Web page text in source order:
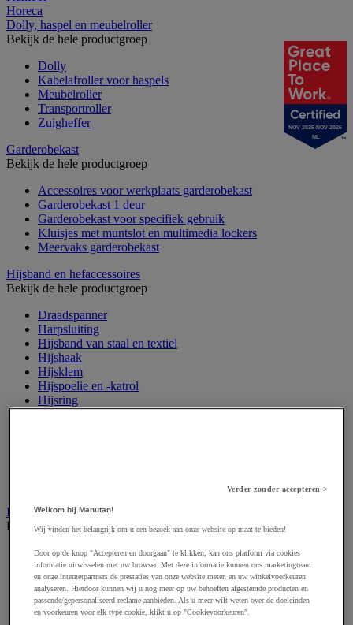
Horeca
Dolly, haspel en meubelroller
Bekijk de hele productgroep
Dolly
Kabelafroller voor haspels
Meubelroller
Transportroller
Zuigheffer
Garderobekast
Bekijk de hele productgroep
Accessoires voor werkplaats garderobekast
Garderobekast 1 deur
Garderobekast voor specifiek gebruik
Kluisjes met muntslot en multimedia lockers
Meervaks garderobekast
Hijsband en hefaccessoires
Bekijk de hele productgroep
Draadspanner
Harpsluiting
Hijsband van staal en textiel
Hijshaak
Hijsklem
Hijspoelie en -katrol
Hijsring
Kabel
Industriële en magazijnstellingen
Bekijk de hele productgroep
Doorschuifstelling en doorrolstelling
Draagarmstelling voor lange lasten
Entresol voor magazijn
Lichte stelling
Middelzware stelling
NOV 2025-NOV 2026
NL
Verder zonder accepteren >
Welkom bij Manutan!
Wij vinden het belangrijk om u een bezoek aan onze website op maat te bieden!
Door op de knop "Accepteren en doorgaan" te klikken, kan ons platform via cookies
informatie uitwisselen met uw browser. Met deze informatie kunnen ons marketingteam
en onze internetpartners de prestaties van onze website meten en uw winkelvoorkeuren
analyseren. Hierdoor kunnen wij u nog meer op uw behoeften afgestemde producten en
passende/gepersonaliseerd reclame aanbieden. Als u meer wilt weten over de doeleinden
en voorkeuren voor elk type cookie, klikt u op "Cookievoorkeuren".